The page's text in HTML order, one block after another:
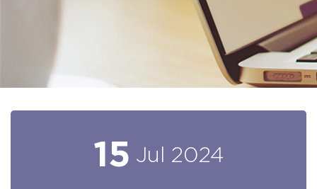
15 Jul 2024